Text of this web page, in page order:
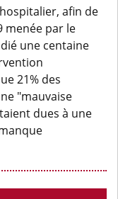
afin de
menée par le
une centaine
21% des
"mauvaise
dues à une